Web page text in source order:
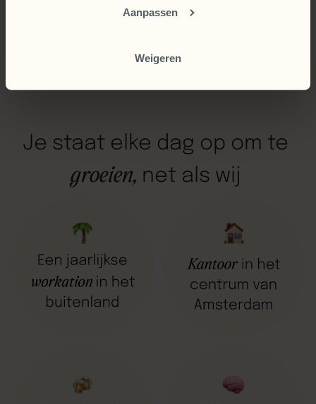
Aanpassen
Weigeren
Je staat elke dag op om te
groeien, net als wij